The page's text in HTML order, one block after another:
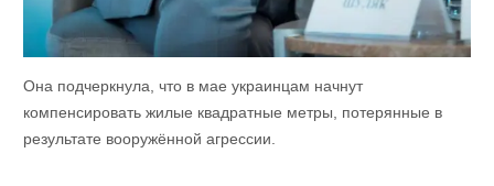
Она подчеркнула, что в мае украинцам начнут
компенсировать жилые квадратные метры, потерянные в
результате вооружённой агрессии.